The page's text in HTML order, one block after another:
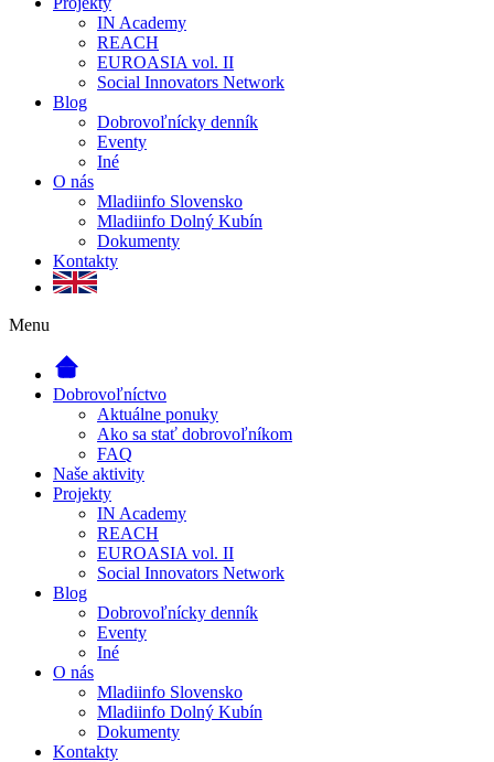
IN Academy
REACH
EUROASIA vol. II
Social Innovators Network
Blog
Dobrovoľnícky denník
Eventy
Iné
O nás
Mladiinfo Slovensko
Mladiinfo Dolný Kubín
Dokumenty
Kontakty
Menu
Dobrovoľníctvo
Aktuálne ponuky
Ako sa stať dobrovoľníkom
FAQ
Naše aktivity
Projekty
IN Academy
REACH
EUROASIA vol. II
Social Innovators Network
Blog
Dobrovoľnícky denník
Eventy
Iné
O nás
Mladiinfo Slovensko
Mladiinfo Dolný Kubín
Dokumenty
Kontakty